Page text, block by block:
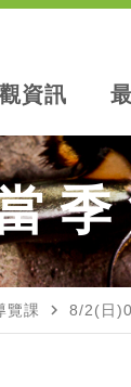
資訊
覽課 navigate_next 8/2(日